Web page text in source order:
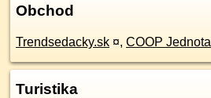
Obchod
Trendsedacky.sk ¤, COOP Jednota
Turistika